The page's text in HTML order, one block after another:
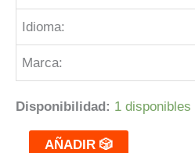
Idioma:
Marca:
Disponibilidad: 1 disponibles
AÑADIR 🎲